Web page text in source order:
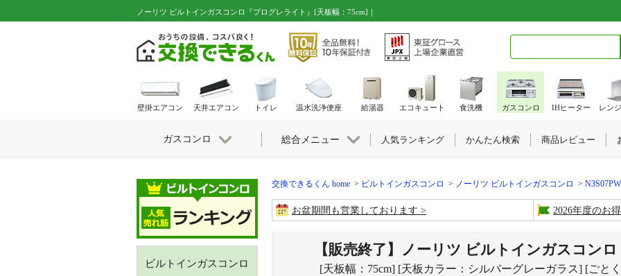
ノーリツ ビルトインガスコンロ『プログレライト』[天板幅：75cm]｜
交換できるくん home ビルトインガスコンロ ノーリツ ビルトインガスコンロ
お盆期間も営業しております 2026年度のお
【販売終了】ノーリツ ビルトインガスコン
[天板幅：75cm] [天板カラー：シルバーグレーガラス] [ごと
ビルトインガスコンロ
壁掛エアコン 天井エアコン トイレ 温水洗浄便座 給湯器 エコキュート 食洗機 ガスコンロ IHヒーター レン
ガスコンロ 総合メニュー 人気ランキング かんたん検索 商品レビュー